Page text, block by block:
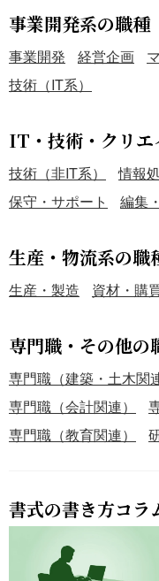
事業開発系の職種
事業開発 経営企画
技術（IT系）
IT・技術・クリエ
技術（非IT系）
情報
保守・サポート
編集
生産・物流系の職
生産・製造 資材・購
専門職・その他の
専門職（建築・土木関
専門職（会計関連）
専門職（教育関連）
書式の書き方コラ